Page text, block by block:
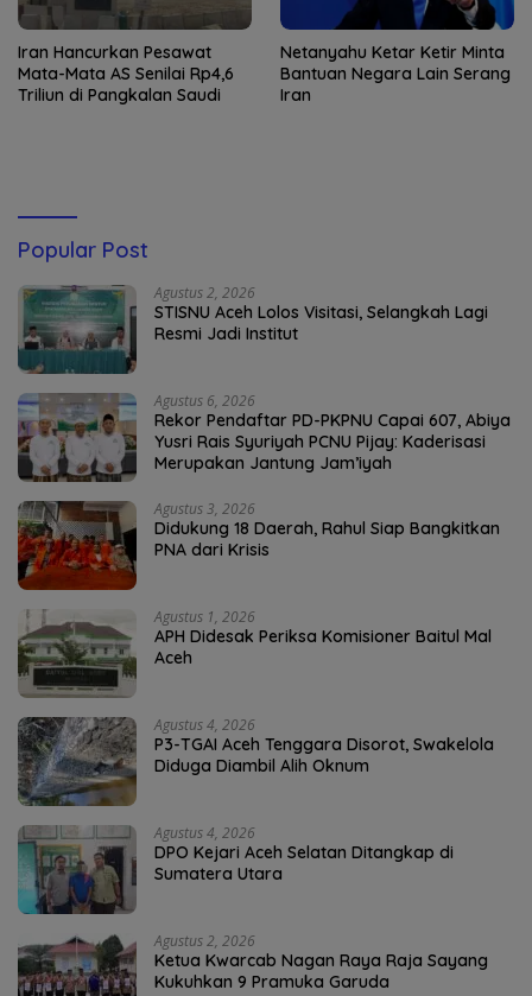
Iran Hancurkan Pesawat
Mata-Mata AS Senilai Rp4,6
Triliun di Pangkalan Saudi
Netanyahu Ketar Ketir Minta
Bantuan Negara Lain Serang
Iran
Popular Post
Agustus 2, 2026
STISNU Aceh Lolos Visitasi, Selangkah Lagi
Resmi Jadi Institut
Agustus 6, 2026
Rekor Pendaftar PD-PKPNU Capai 607, Abiya
Yusri Rais Syuriyah PCNU Pijay: Kaderisasi
Merupakan Jantung Jam’iyah
Agustus 3, 2026
Didukung 18 Daerah, Rahul Siap Bangkitkan
PNA dari Krisis
Agustus 1, 2026
APH Didesak Periksa Komisioner Baitul Mal
Aceh
Agustus 4, 2026
P3-TGAI Aceh Tenggara Disorot, Swakelola
Diduga Diambil Alih Oknum
Agustus 4, 2026
DPO Kejari Aceh Selatan Ditangkap di
Sumatera Utara
Agustus 2, 2026
Ketua Kwarcab Nagan Raya Raja Sayang
Kukuhkan 9 Pramuka Garuda